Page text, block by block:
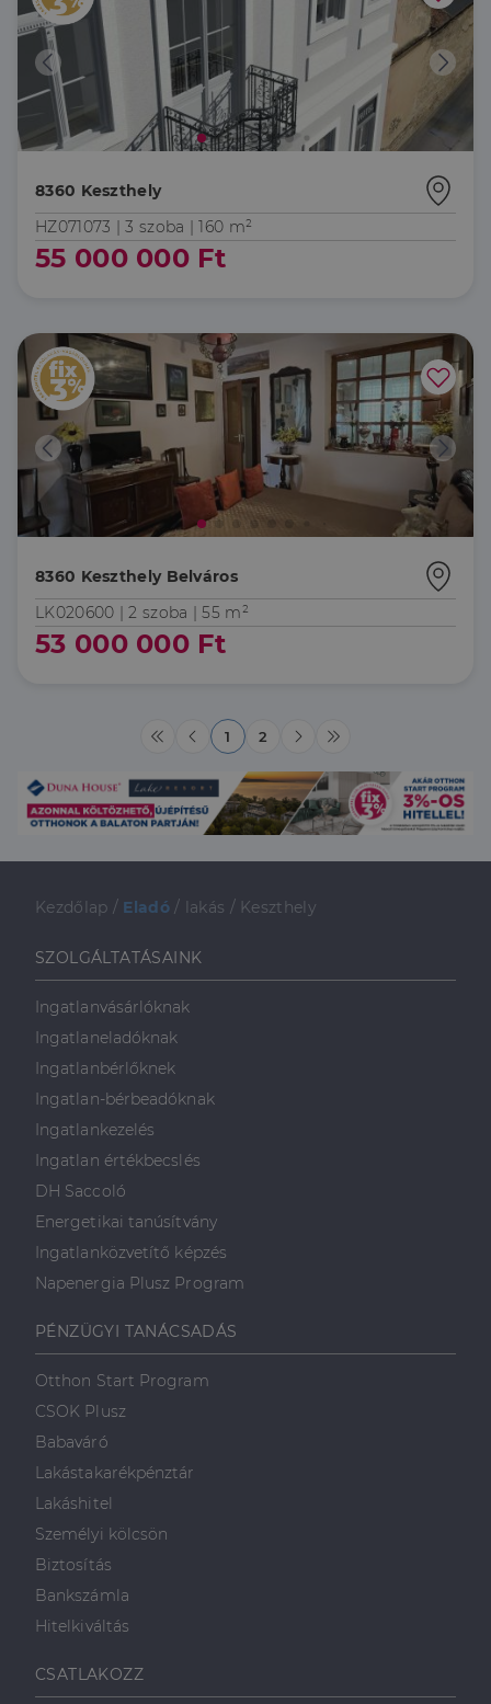
8360 Keszthely
HZ071073 |3 szoba | 160 m²
55 000 000 Ft
8360 Keszthely Belváros
LK020600 |2 szoba | 55 m²
53 000 000 Ft
1 2
Kezdőlap / Eladó/ lakás / Keszthely
SZOLGÁLTATÁSAINK
Ingatlanvásárlóknak
Ingatlaneladóknak
Ingatlanbérlőknek
Ingatlan-bérbeadóknak
Ingatlankezelés
Ingatlan értékbecslés
DH Saccoló
Energetikai tanúsítvány
Ingatlanközvetítő képzés
Napenergia Plusz Program
PÉNZÜGYI TANÁCSADÁS
Otthon Start Program
CSOK Plusz
Babaváró
Lakástakarékpénztár
Lakáshitel
Személyi kölcsön
Biztosítás
Bankszámla
Hitelkiváltás
CSATLAKOZZ
hirdetőitől
_gcl_au
Google LLC
.dh.hu
hónap
4 hét
Ezt a cookie-t
a Doubleclick
információkat
szolgáltat
arról, hogy a
végfelhasználó
hogyan
reklámról,
végfelhasználó